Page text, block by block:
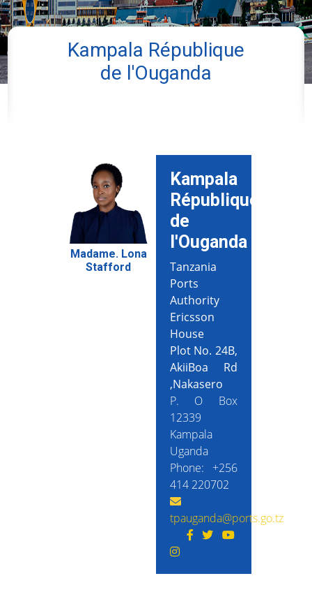
Kampala République
de l'Ouganda
Madame. Lona
Stafford
Kampala
République
de
l'Ouganda
Tanzania
Ports
Authority
Ericsson
House
Plot No. 24B,
AkiiBoa Rd
,Nakasero
P. O Box
12339
Kampala
Uganda
Phone: +256
414 220702
tpauganda@ports.go.tz